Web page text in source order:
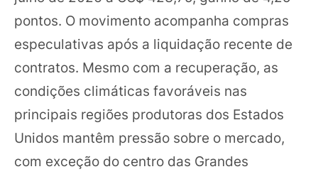
pontos. O movimento acompanha compras
especulativas após a liquidação recente de
contratos. Mesmo com a recuperação, as
condições climáticas favoráveis nas
principais regiões produtoras dos Estados
Unidos mantêm pressão sobre o mercado,
com exceção do centro das Grandes